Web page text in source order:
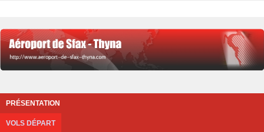
PRÉSENTATION
VOLS DÉPART